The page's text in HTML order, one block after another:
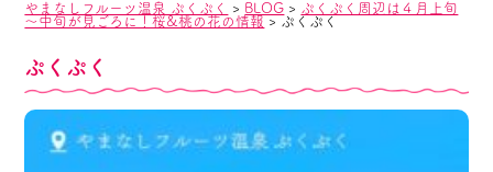
やまなしフルーツ温泉 ぷくぷく > BLOG > ぷくぷく周辺は４月上旬
～中旬が見ごろに！桜&桃の花の情報 > ぷくぷく
ぷくぷく